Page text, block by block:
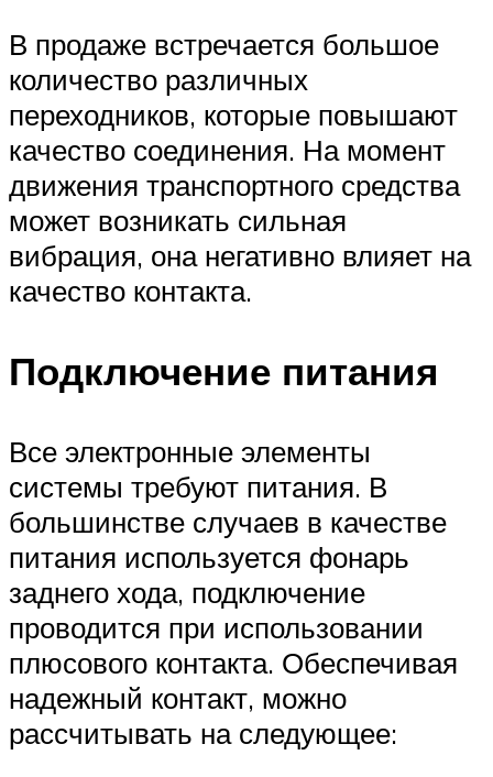
В продаже встречается большое
количество различных
переходников, которые повышают
качество соединения. На момент
движения транспортного средства
может возникать сильная
вибрация, она негативно влияет на
качество контакта.
Подключение питания
Все электронные элементы
системы требуют питания. В
большинстве случаев в качестве
питания используется фонарь
заднего хода, подключение
проводится при использовании
плюсового контакта. Обеспечивая
надежный контакт, можно
рассчитывать на следующее: